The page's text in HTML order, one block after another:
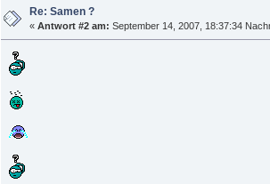
Re: Samen ?
«Antwort #2 am: September 14, 2007, 18:37:34